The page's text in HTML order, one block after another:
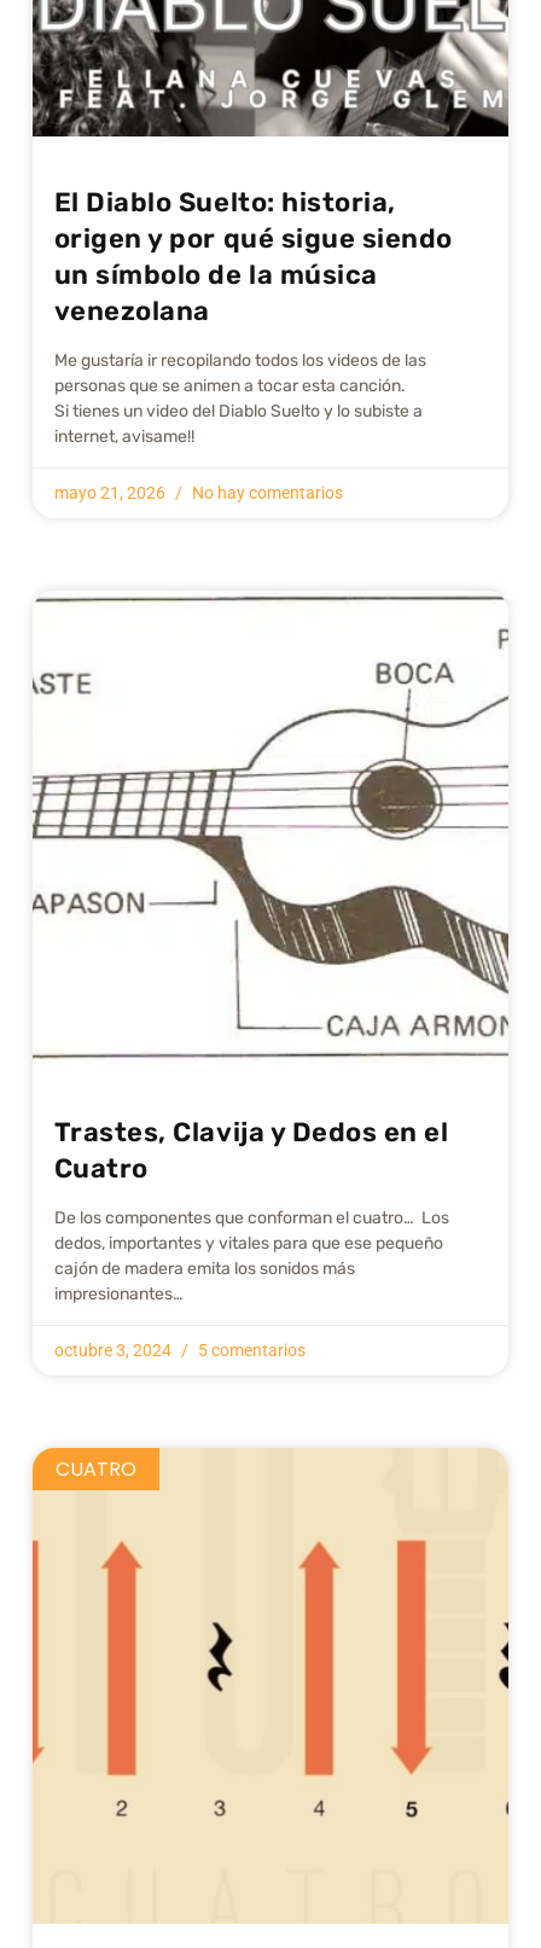
El Diablo Suelto: historia,
origen y por qué sigue siendo
un símbolo de la música
venezolana
Me gustarí­a ir recopilando todos los videos de las
personas que se animen a tocar esta canción.
Si tienes un video del Diablo Suelto y lo subiste a
internet, avisame!!
mayo 21, 2026 No hay comentarios
Trastes, Clavija y Dedos en el
Cuatro
De los componentes que conforman el cuatro… Los
dedos, importantes y vitales para que ese pequeño
cajón de madera emita los sonidos más
impresionantes…
octubre 3, 2024 5 comentarios
CUATRO